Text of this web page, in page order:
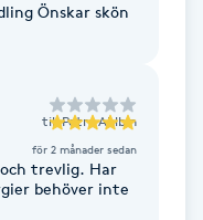
skön
till Petra Ahlbin
för 2 månader sedan
trevlig. Har
behöver inte